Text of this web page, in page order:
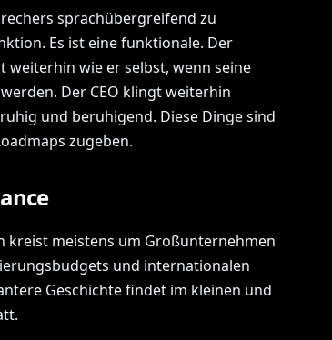
sprachübergreifend zu
Es ist eine funktionale. Der
wie er selbst, wenn seine
Der CEO klingt weiterhin
und beruhigend. Diese Dinge sind
zugeben.
kreist meistens um Großunternehmen
und internationalen
Geschichte findet im kleinen und